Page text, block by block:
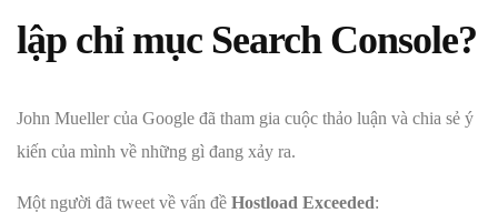
lập chỉ mục Search Console?
John Mueller của Google đã tham gia cuộc thảo luận và chia sẻ ý
kiến ​​của mình về những gì đang xảy ra.
Một người đã tweet về vấn đề Hostload Exceeded: